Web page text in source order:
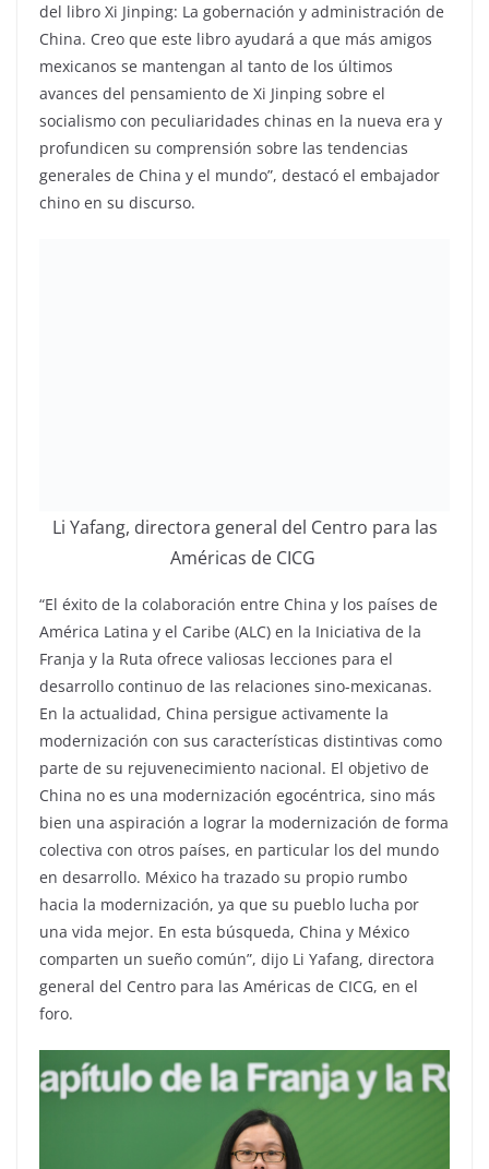
del libro Xi Jinping: La gobernación y administración de
China. Creo que este libro ayudará a que más amigos
mexicanos se mantengan al tanto de los últimos
avances del pensamiento de Xi Jinping sobre el
socialismo con peculiaridades chinas en la nueva era y
profundicen su comprensión sobre las tendencias
generales de China y el mundo”, destacó el embajador
chino en su discurso.
Li Yafang, directora general del Centro para las
Américas de CICG
“El éxito de la colaboración entre China y los países de
América Latina y el Caribe (ALC) en la Iniciativa de la
Franja y la Ruta ofrece valiosas lecciones para el
desarrollo continuo de las relaciones sino-mexicanas.
En la actualidad, China persigue activamente la
modernización con sus características distintivas como
parte de su rejuvenecimiento nacional. El objetivo de
China no es una modernización egocéntrica, sino más
bien una aspiración a lograr la modernización de forma
colectiva con otros países, en particular los del mundo
en desarrollo. México ha trazado su propio rumbo
hacia la modernización, ya que su pueblo lucha por
una vida mejor. En esta búsqueda, China y México
comparten un sueño común”, dijo Li Yafang, directora
general del Centro para las Américas de CICG, en el
foro.